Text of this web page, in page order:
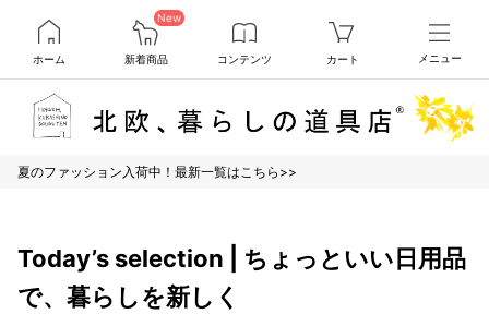
ホーム
New
新着商品 コンテンツ カート メニュー
夏のファッション入荷中！最新一覧はこちら>>
Today’s selection | ちょっといい日用品
で、暮らしを新しく